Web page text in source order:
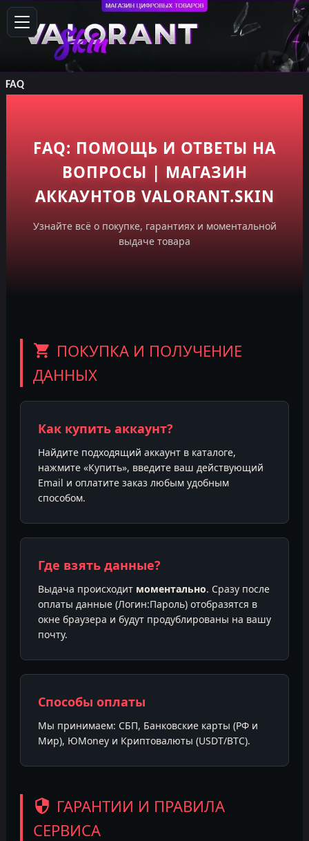
FAQ
FAQ: ПОМОЩЬ И ОТВЕТЫ НА
ВОПРОСЫ | МАГАЗИН
АККАУНТОВ VALORANT.SKIN
Узнайте всё о покупке, гарантиях и моментальной
выдаче товара
ПОКУПКА И ПОЛУЧЕНИЕ
ДАННЫХ
Как купить аккаунт?
Найдите подходящий аккаунт в каталоге,
нажмите «Купить», введите ваш действующий
Email и оплатите заказ любым удобным
способом.
Где взять данные?
Выдача происходит моментально. Сразу после
оплаты данные (Логин:Пароль) отобразятся в
окне браузера и будут продублированы на вашу
почту.
Способы оплаты
Мы принимаем: СБП, Банковские карты (РФ и
Мир), ЮMoney и Криптовалюты (USDT/BTC).
ГАРАНТИИ И ПРАВИЛА
СЕРВИСА